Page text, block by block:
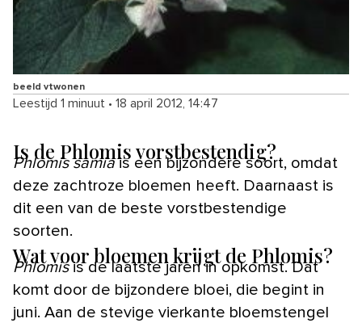
beeld vtwonen
Leestijd 1 minuut • 18 april 2012, 14:47
Is de Phlomis vorstbestendig?
Phlomis samiais een bijzondere soort, omdat
deze zachtroze bloemen heeft. Daarnaast is
dit een van de beste vorstbestendige
soorten.
Wat voor bloemen krijgt de Phlomis?
Phlomisis de laatste jaren in opkomst. Dat
komt door de bijzondere bloei, die begint in
juni. Aan de stevige vierkante bloemstengel